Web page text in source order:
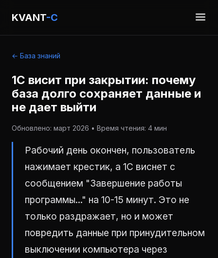
KVANT-C
← База знаний
1С висит при закрытии: почему
база долго сохраняет данные и
не дает выйти
Обновлено: март 2026 • Время чтения: 4 мин
Рабочий день окончен, пользователь
нажимает крестик, а 1С виснет с
сообщением "Завершение работы
программы..." на 10-15 минут. Это не
только раздражает, но и может
повредить данные при принудительном
выключении компьютера через